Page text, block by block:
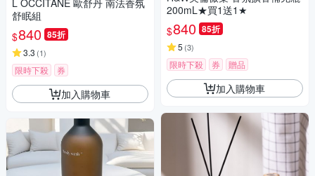
L OCCITANE 歐舒丹 南法香氛
舒眠組
$840 85折
3.3 (1)
限時下殺 券
加入購物車
200mL★買1送1★
$840 85折
5 (3)
限時下殺 券 贈品
加入購物車